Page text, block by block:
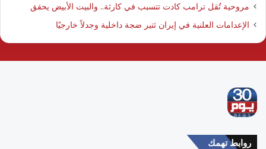
مروحية تُقل ترامب كادت تتسبب في كارثة.. والبيت الأبيض يحقق
الإعدامات العلنية في إيران ثتير ضجة داخلية وجدلاً خارجيًا
روابط تهمك